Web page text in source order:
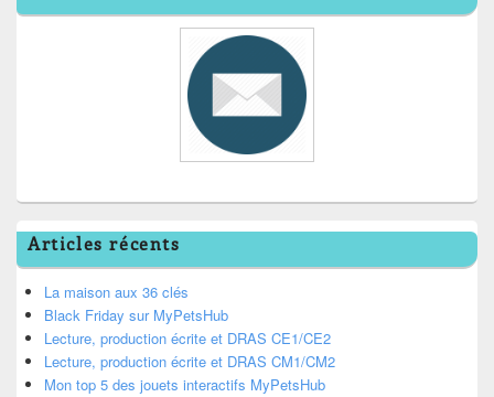
Articles récents
La maison aux 36 clés
Black Friday sur MyPetsHub
Lecture, production écrite et DRAS CE1/CE2
Lecture, production écrite et DRAS CM1/CM2
Mon top 5 des jouets interactifs MyPetsHub